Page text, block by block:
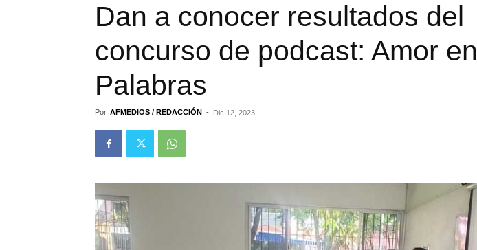
Dan a conocer resultados del
concurso de podcast: Amor en
Palabras
Por AFMEDIOS / REDACCIÓN - Dic 12, 2023